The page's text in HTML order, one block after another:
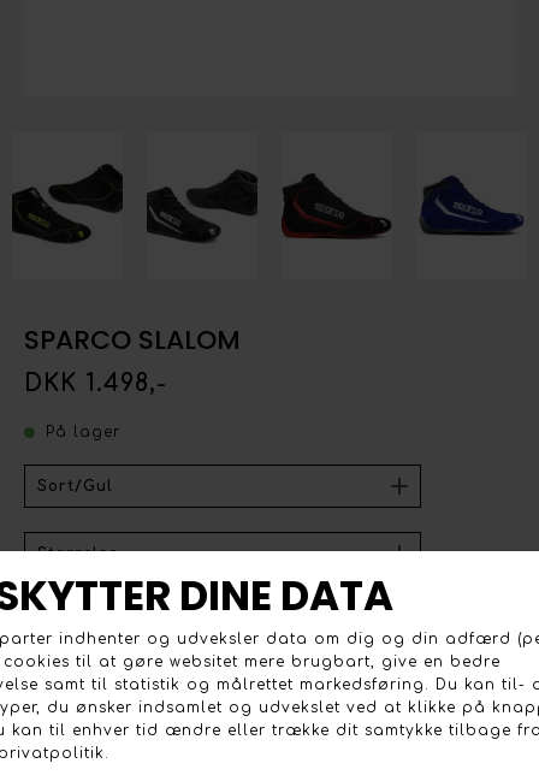
SPARCO SLALOM
DKK 1.498,-
På lager
Komfortabel køresko i forskellige farver.
FIA 8856-2018